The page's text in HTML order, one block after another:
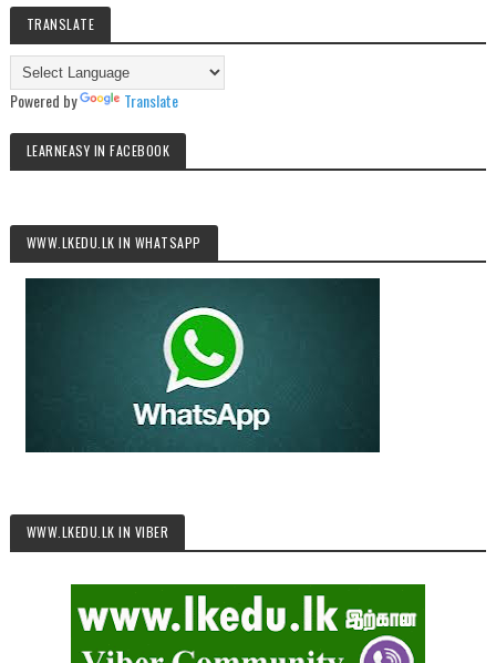
TRANSLATE
Powered by Translate
LEARNEASY IN FACEBOOK
WWW.LKEDU.LK IN WHATSAPP
WWW.LKEDU.LK IN VIBER